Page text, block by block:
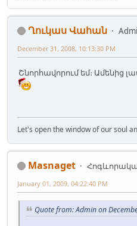
Ղուկաս Վահան
December 31, 2008, 10:13:30 PM
Շնորհավորում եմ։ Ամենից
Let's open the window of our soul
Masnaget
January 01, 2009, 04:22:40 PM
Quote from: Admin on